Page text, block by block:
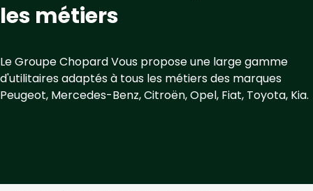
les métiers
Le Groupe Chopard Vous propose une large gamme
d'utilitaires adaptés à tous les métiers des marques
Peugeot, Mercedes-Benz, Citroën, Opel, Fiat, Toyota, Kia.